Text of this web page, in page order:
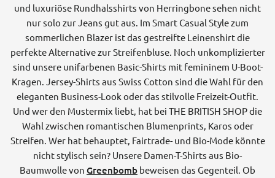
und luxuriöse Rundhalsshirts von Herringbone sehen nicht
nur solo zur Jeans gut aus. Im Smart Casual Style zum
sommerlichen Blazer ist das gestreifte Leinenshirt die
perfekte Alternative zur Streifenbluse. Noch unkomplizierter
sind unsere unifarbenen Basic-Shirts mit femininem U-Boot-
Kragen. Jersey-Shirts aus Swiss Cotton sind die Wahl für den
eleganten Business-Look oder das stilvolle Freizeit-Outfit.
Und wer den Mustermix liebt, hat bei THE BRITISH SHOP die
Wahl zwischen romantischen Blumenprints, Karos oder
Streifen. Wer hat behauptet, Fairtrade- und Bio-Mode könnte
nicht stylisch sein? Unsere Damen-T-Shirts aus Bio-
Baumwolle von Greenbomb beweisen das Gegenteil. Ob